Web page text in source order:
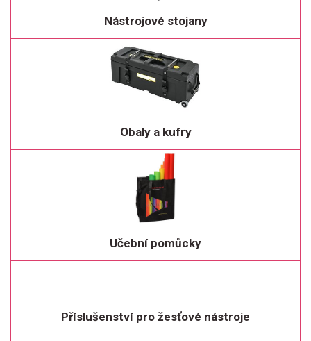
Nástrojové stojany
Obaly a kufry
Učební pomůcky
Příslušenství pro žesťové nástroje